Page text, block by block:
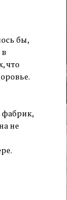
бы,
что
фабрик,
не